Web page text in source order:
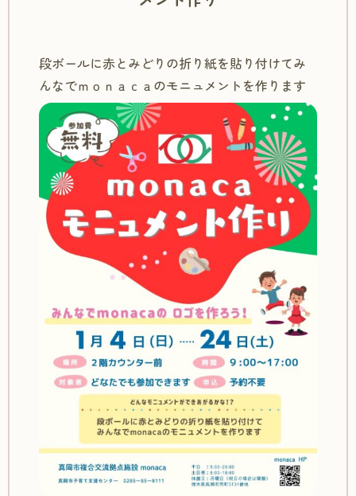
段ボールに赤とみどりの折り紙を貼り付けてみ
んなでｍｏｎａｃａのモニュメントを作ります